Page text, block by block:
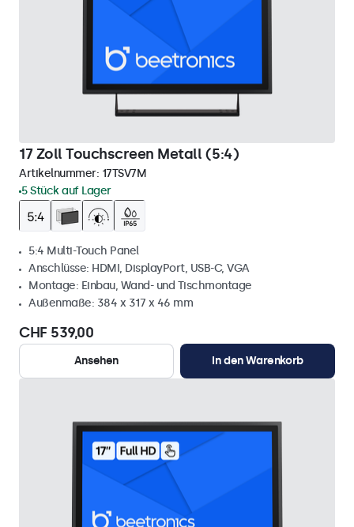
17 Zoll Touchscreen Metall (5:4)
Artikelnummer: 17TSV7M
5 Stück auf Lager
5:4 Multi-Touch Panel
Anschlüsse: HDMI, DisplayPort, USB-C, VGA
Montage: Einbau, Wand- und Tischmontage
Außenmaße: 384 x 317 x 46 mm
CHF 539,00
Ansehen In den Warenkorb